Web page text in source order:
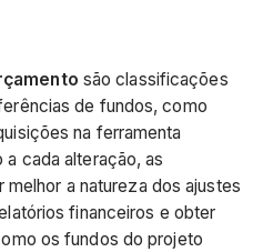
são classificações
de fundos, como
na ferramenta
cada alteração, as
a natureza dos ajustes
financeiros e obter
os fundos do projeto